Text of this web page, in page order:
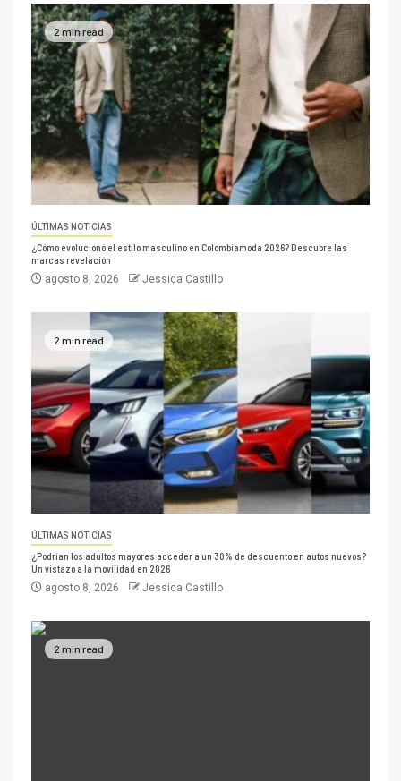
2 min read
ÚLTIMAS NOTICIAS
¿Cómo evolucionó el estilo masculino en Colombiamoda 2026? Descubre las
marcas revelación
agosto 8, 2026 Jessica Castillo
2 min read
ÚLTIMAS NOTICIAS
¿Podrían los adultos mayores acceder a un 30% de descuento en autos nuevos?
Un vistazo a la movilidad en 2026
agosto 8, 2026 Jessica Castillo
2 min read